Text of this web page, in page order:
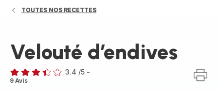
TOUTES NOS RECETTES
Velouté d’endives
ratings.3.4
3.4 /5 -
9 Avis